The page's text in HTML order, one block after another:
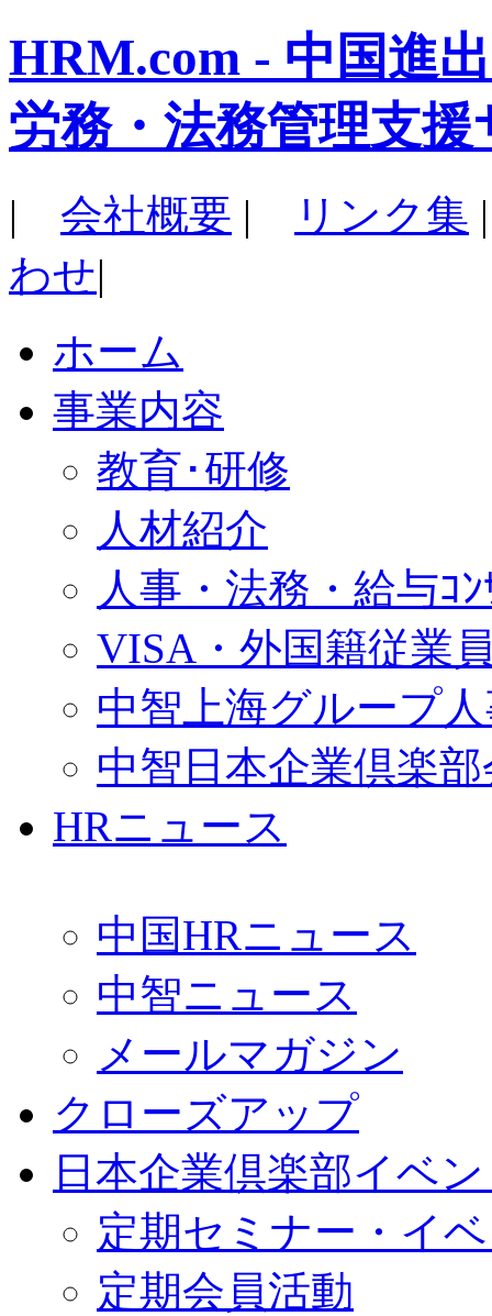
HRM.com - 中国進
労務・法務管理支援
| 会社概要 | リンク集
わせ|
ホーム
事業内容
教育･研修
人材紹介
人事・法務・給与ｺﾝ
VISA・外国籍従業
中智上海グループ
中智日本企業倶楽
HRニュース
中国HRニュース
中智ニュース
メールマガジン
クローズアップ
日本企業倶楽部イベ
定期セミナー・イ
定期会員活動